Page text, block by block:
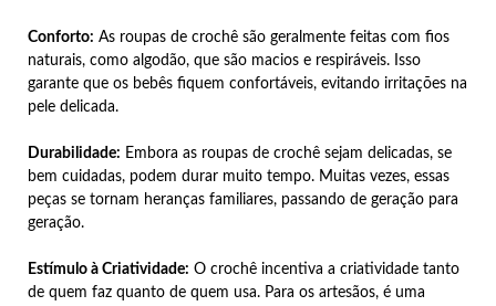
Conforto: As roupas de crochê são geralmente feitas com fios
naturais, como algodão, que são macios e respiráveis. Isso
garante que os bebês fiquem confortáveis, evitando irritações na
pele delicada.
Durabilidade: Embora as roupas de crochê sejam delicadas, se
bem cuidadas, podem durar muito tempo. Muitas vezes, essas
peças se tornam heranças familiares, passando de geração para
geração.
Estímulo à Criatividade: O crochê incentiva a criatividade tanto
de quem faz quanto de quem usa. Para os artesãos, é uma